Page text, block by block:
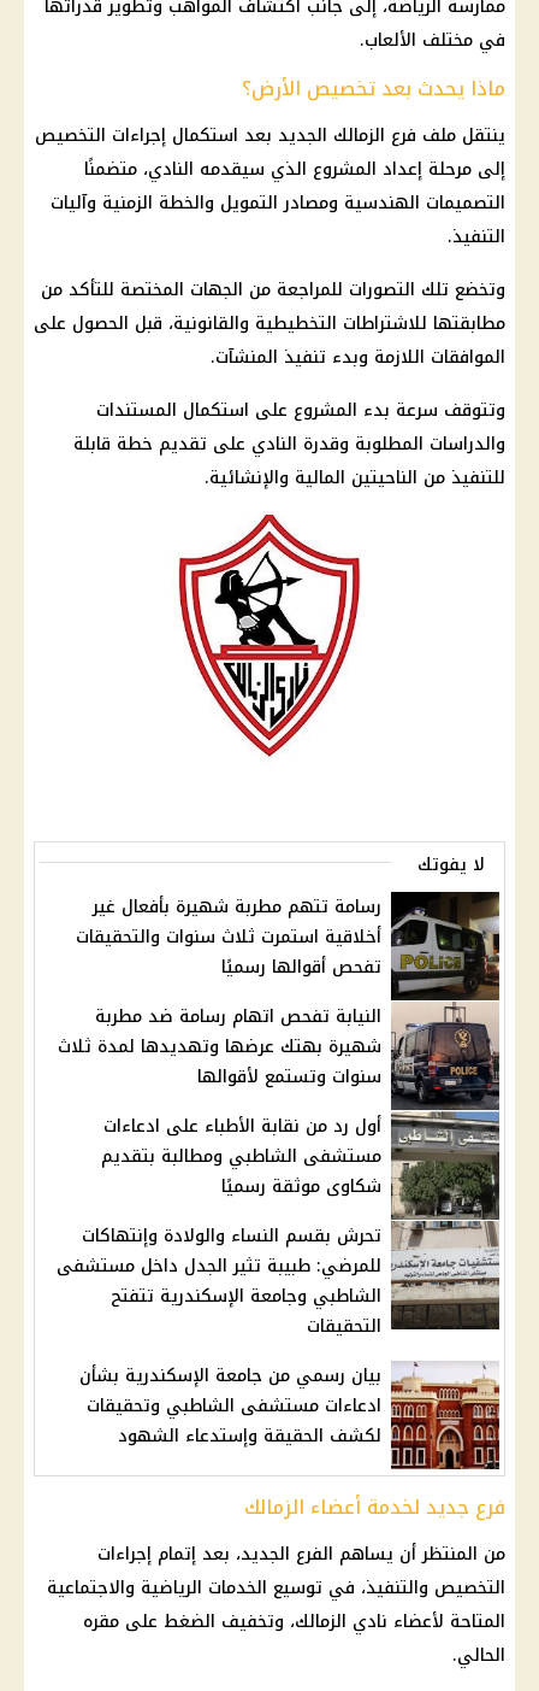
في مختلف الألعاب.
ماذا يحدث بعد تخصيص الأرض؟
ينتقل ملف فرع الزمالك الجديد بعد استكمال إجراءات التخصيص
إلى مرحلة إعداد المشروع الذي سيقدمه النادي، متضمنًا
التصميمات الهندسية ومصادر التمويل والخطة الزمنية وآليات
التنفيذ.
وتخضع تلك التصورات للمراجعة من الجهات المختصة للتأكد من
مطابقتها للاشتراطات التخطيطية والقانونية، قبل الحصول على
الموافقات اللازمة وبدء تنفيذ المنشآت.
وتتوقف سرعة بدء المشروع على استكمال المستندات
والدراسات المطلوبة وقدرة النادي على تقديم خطة قابلة
للتنفيذ من الناحيتين المالية والإنشائية.
لا يفوتك
رسامة تتهم مطربة شهيرة بأفعال غير
أخلاقية استمرت ثلاث سنوات والتحقيقات
تفحص أقوالها رسميًا
النيابة تفحص اتهام رسامة ضد مطربة
شهيرة بهتك عرضها وتهديدها لمدة ثلاث
سنوات وتستمع لأقوالها
أول رد من نقابة الأطباء على ادعاءات
مستشفى الشاطبي ومطالبة بتقديم
شكاوى موثقة رسميًا
تحرش بقسم النساء والولادة وإنتهاكات
للمرضي: طبيبة تثير الجدل داخل مستشفى
الشاطبي وجامعة الإسكندرية تتفتح
التحقيقات
بيان رسمي من جامعة الإسكندرية بشأن
ادعاءات مستشفى الشاطبي وتحقيقات
لكشف الحقيقة وإستدعاء الشهود
فرع جديد لخدمة أعضاء الزمالك
من المنتظر أن يساهم الفرع الجديد، بعد إتمام إجراءات
التخصيص والتنفيذ، في توسيع الخدمات الرياضية والاجتماعية
المتاحة لأعضاء نادي الزمالك، وتخفيف الضغط على مقره
الحالي.